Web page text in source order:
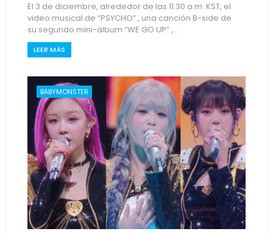
El 3 de diciembre, alrededor de las 11:30 a.m. KST, el
video musical de “PSYCHO” , una canción B-side de
su segundo mini-álbum “WE GO UP” ,...
LEER MÁS
BABYMONSTER